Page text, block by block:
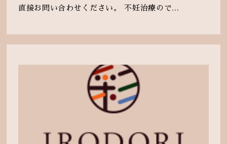
直接お問い合わせください。 不妊治療ので...